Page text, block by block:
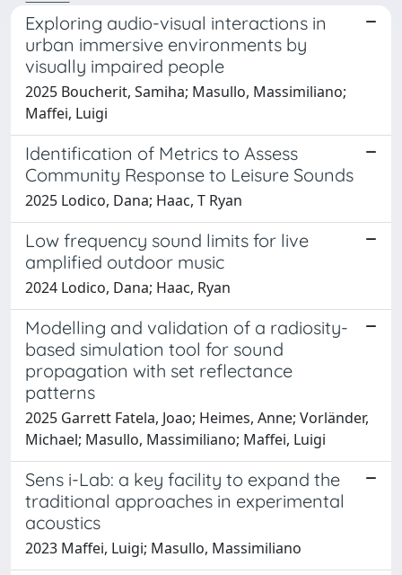
Exploring audio-visual interactions in
urban immersive environments by
visually impaired people
2025 Boucherit, Samiha; Masullo, Massimiliano;
Maffei, Luigi
Identification of Metrics to Assess
Community Response to Leisure Sounds
2025 Lodico, Dana; Haac, T Ryan
Low frequency sound limits for live
amplified outdoor music
2024 Lodico, Dana; Haac, Ryan
Modelling and validation of a radiosity-
based simulation tool for sound
propagation with set reflectance
patterns
2025 Garrett Fatela, Joao; Heimes, Anne; Vorländer,
Michael; Masullo, Massimiliano; Maffei, Luigi
Sens i-Lab: a key facility to expand the
traditional approaches in experimental
acoustics
2023 Maffei, Luigi; Masullo, Massimiliano